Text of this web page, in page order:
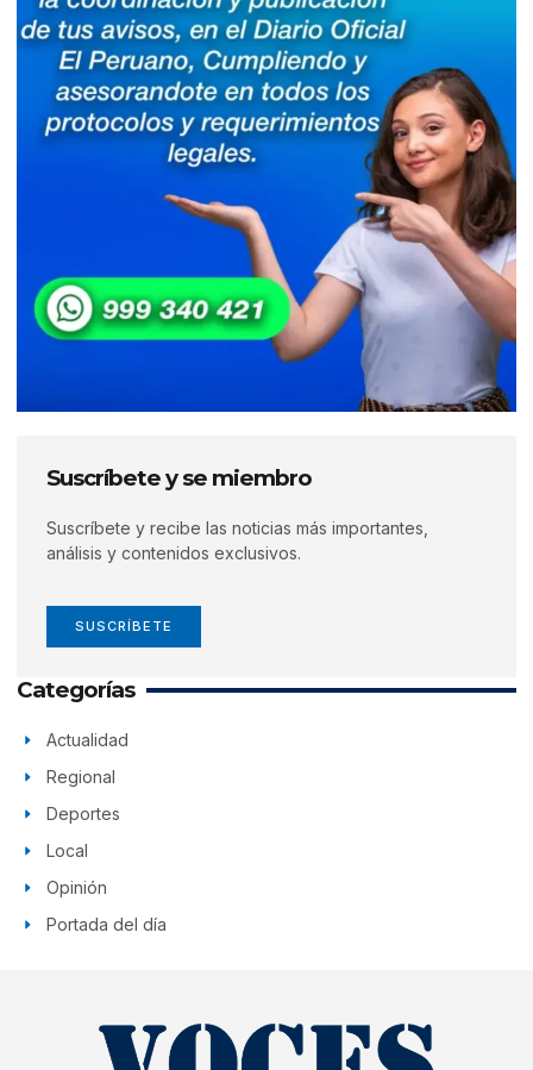
Suscríbete y se miembro
Suscríbete y recibe las noticias más importantes,
análisis y contenidos exclusivos.
SUSCRÍBETE
Categorías
Actualidad
Regional
Deportes
Local
Opinión
Portada del día